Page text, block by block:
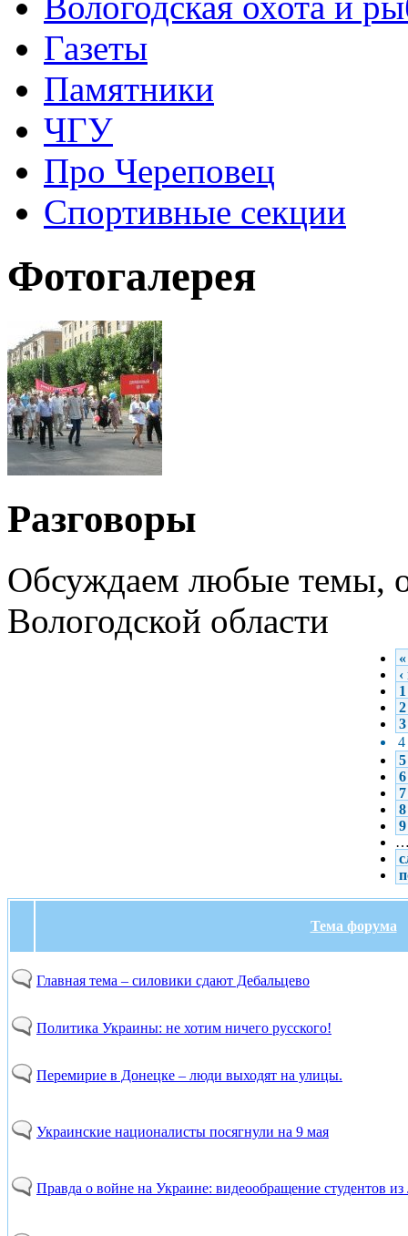
Газеты
Памятники
ЧГУ
Про Череповец
Спортивные секции
Фотогалерея
Разговоры
Обсуждаем любые темы,
Вологодской области
1
2
3
4
5
6
7
8
9
Тема форума
Главная тема – силовики сдают Дебальцево
Политика Украины: не хотим ничего русского!
Перемирие в Донецке – люди выходят на улицы.
Украинские националисты посягнули на 9 мая
Правда о войне на Украине: видеообращение студентов